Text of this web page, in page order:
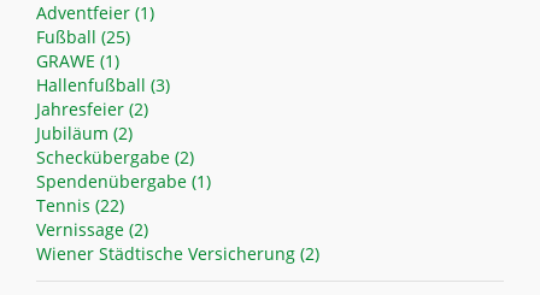
Adventfeier (1)
Fußball (25)
GRAWE (1)
Hallenfußball (3)
Jahresfeier (2)
Jubiläum (2)
Scheckübergabe (2)
Spendenübergabe (1)
Tennis (22)
Vernissage (2)
Wiener Städtische Versicherung (2)